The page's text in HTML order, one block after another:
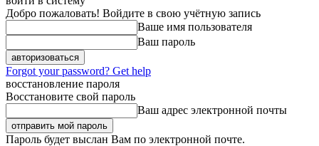
Добро пожаловать! Войдите в свою учётную запись
Ваше имя пользователя
Ваш пароль
Forgot your password? Get help
восстановление пароля
Восстановите свой пароль
Ваш адрес электронной почты
Пароль будет выслан Вам по электронной почте.